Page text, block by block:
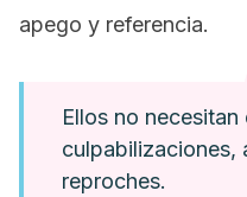
apego y referencia.
Ellos no necesitan
culpabilizaciones,
reproches.